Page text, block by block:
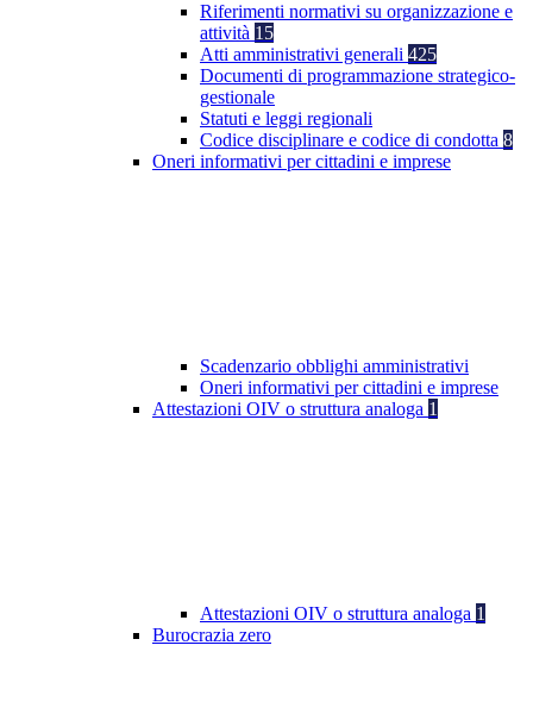
Riferimenti normativi su organizzazione e
attività 15
Atti amministrativi generali 425
Documenti di programmazione strategico-
gestionale
Statuti e leggi regionali
Codice disciplinare e codice di condotta 8
Oneri informativi per cittadini e imprese
Scadenzario obblighi amministrativi
Oneri informativi per cittadini e imprese
Attestazioni OIV o struttura analoga 1
Attestazioni OIV o struttura analoga 1
Burocrazia zero